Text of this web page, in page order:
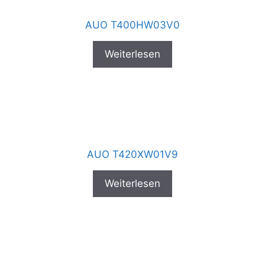
AUO T400HW03V0
Weiterlesen
AUO T420XW01V9
Weiterlesen